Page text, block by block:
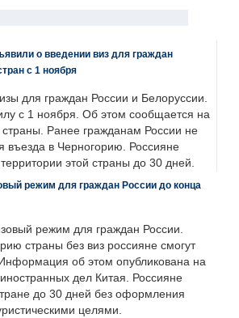
о введении виз для граждан
с 1 ноября
для граждан России и Белоруссии.
с 1 ноября. Об этом сообщается на
страны. Ранее гражданам России не
въезда в Черногорию. Россияне
этой страны до 30 дней.
режим для граждан России до конца
режим для граждан России.
страны без виз россияне смогут
об этом опубликована на
дел Китая. Россияне
до 30 дней без оформления
целями.